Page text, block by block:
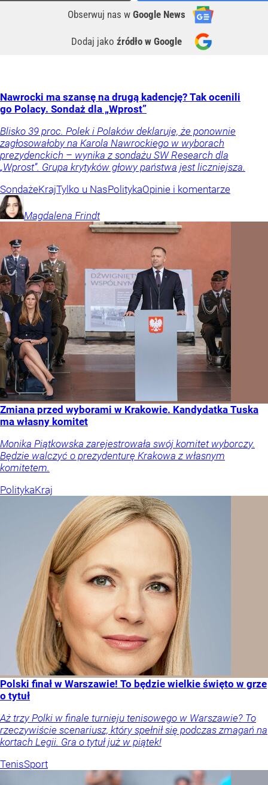
Obserwuj nas w Google News
Dodaj jako źródło w Google
Nawrocki ma szansę na drugą kadencję? Tak ocenili
go Polacy. Sondaż dla „Wprost”
Blisko 39 proc. Polek i Polaków deklaruje, że ponownie
zagłosowałoby na Karola Nawrockiego w wyborach
prezydenckich – wynika z sondażu SW Research dla
„Wprost”. Grupa krytyków głowy państwa jest liczniejsza.
SondażeKrajTylko u NasPolitykaOpinie i komentarze
Magdalena Frindt
Zmiana przed wyborami w Krakowie. Kandydatka Tuska
ma własny komitet
Monika Piątkowska zarejestrowała swój komitet wyborczy.
Będzie walczyć o prezydenturę Krakowa z własnym
komitetem.
PolitykaKraj
Polski finał w Warszawie! To będzie wielkie święto w grze
o tytuł
Aż trzy Polki w finale turnieju tenisowego w Warszawie? To
rzeczywiście scenariusz, który spełnił się podczas zmagań na
kortach Legii. Gra o tytuł już w piątek!
TenisSport